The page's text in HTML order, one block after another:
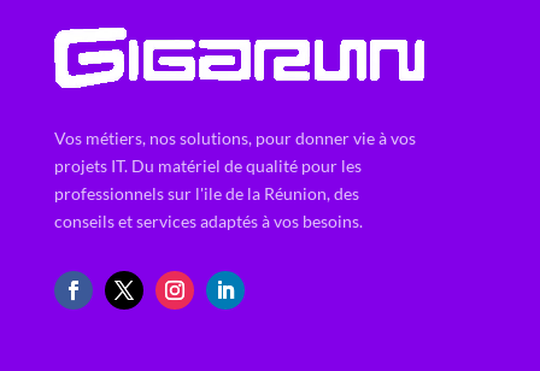
Vos métiers, nos solutions, pour donner vie à vos
projets IT. Du matériel de qualité pour les
professionnels sur l'ile de la Réunion, des
conseils et services adaptés à vos besoins.